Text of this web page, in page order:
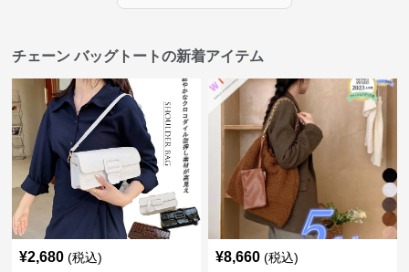
チェーン バッグトートの新着アイテム
¥2,680 (税込) ¥8,660 (税込)